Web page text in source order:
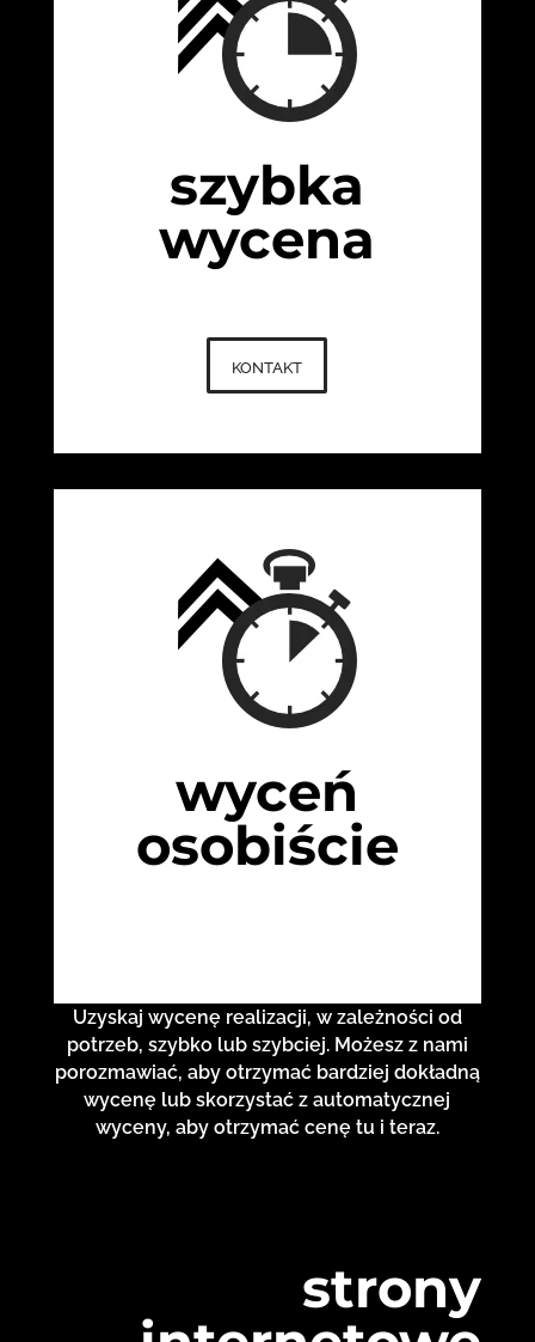
szybka
wycena
kontakt
wyceń
osobiście
Uzyskaj wycenę realizacji, w zależności od
potrzeb, szybko lub szybciej. Możesz z nami
porozmawiać, aby otrzymać bardziej dokładną
wycenę lub skorzystać z automatycznej
wyceny, aby otrzymać cenę tu i teraz.
strony